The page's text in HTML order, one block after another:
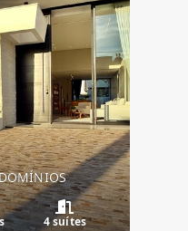
4 suítes